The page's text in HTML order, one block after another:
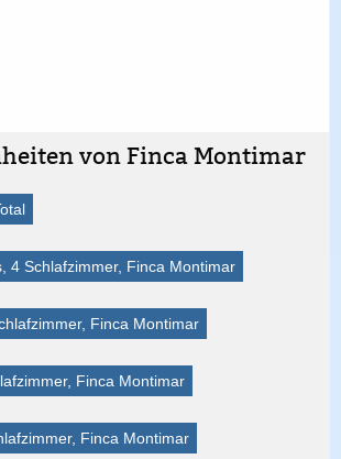
von Finca Montimar
4 Schlafzimmer, Finca Montimar
Finca Montimar
Finca Montimar
Finca Montimar